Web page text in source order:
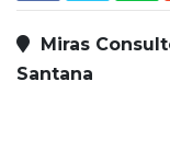
Miras
Santana